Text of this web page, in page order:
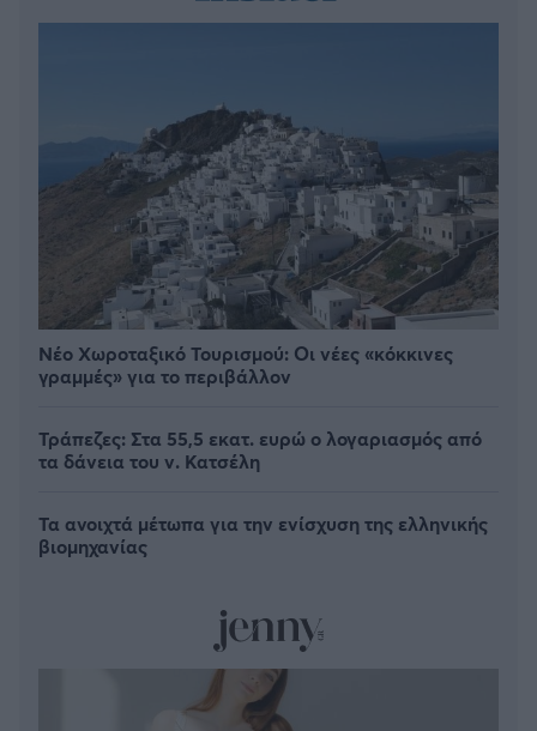
Νέο Χωροταξικό Τουρισμού: Οι νέες «κόκκινες
γραμμές» για το περιβάλλον
Τράπεζες: Στα 55,5 εκατ. ευρώ ο λογαριασμός από
τα δάνεια του ν. Κατσέλη
Τα ανοιχτά μέτωπα για την ενίσχυση της ελληνικής
βιομηχανίας